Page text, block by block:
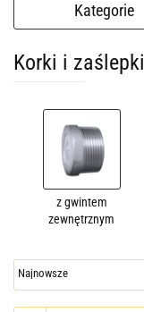
Kategorie
Korki i zaślepki
z gwintem
zewnętrznym